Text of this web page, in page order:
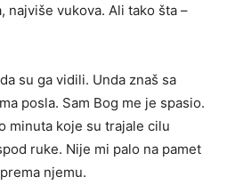
najviše vukova. Ali tako šta –
su ga vidili. Unda znaš sa
posla. Sam Bog me je spasio.
minuta koje su trajale cilu
ruke. Nije mi palo na pamet
njemu.